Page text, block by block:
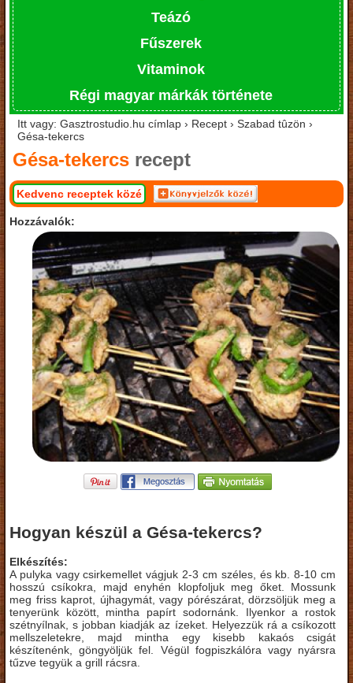
Teázó
Fűszerek
Vitaminok
Régi magyar márkák története
Itt vagy: Gasztrostudio.hu címlap › Recept › Szabad tûzön ›
Gésa-tekercs
Gésa-tekercs recept
Kedvenc receptek közé
Hozzávalók:
Hogyan készül a Gésa-tekercs?
Elkészítés:
A pulyka vagy csirkemellet vágjuk 2-3 cm széles, és kb. 8-10 cm
hosszú csíkokra, majd enyhén klopfoljuk meg őket. Mossunk
meg friss kaprot, újhagymát, vagy pórészárat, dörzsöljük meg a
tenyerünk között, mintha papírt sodornánk. Ilyenkor a rostok
szétnyílnak, s jobban kiadják az ízeket. Helyezzük rá a csíkozott
mellszeletekre, majd mintha egy kisebb kakaós csigát
készítenénk, göngyöljük fel. Végül fogpiszkálóra vagy nyársra
tűzve tegyük a grill rácsra.